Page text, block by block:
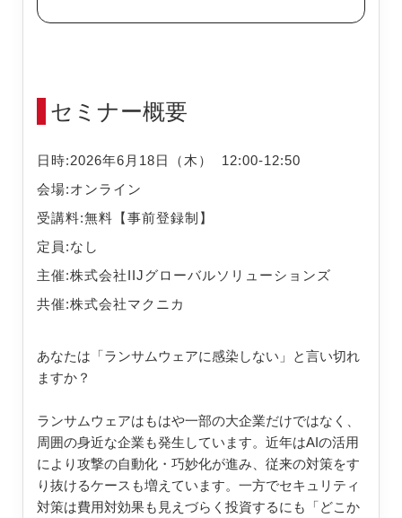
セミナー概要
日時:2026年6月18日（木）
12:00-12:50
会場:オンライン
受講料:無料【事前登録制】
定員:なし
主催:株式会社IIJグローバルソリューションズ
共催:株式会社マクニカ
あなたは「ランサムウェアに感染しない」と言い切れ
ますか？
ランサムウェアはもはや一部の大企業だけではなく、
周囲の身近な企業も発生しています。近年はAIの活用
により攻撃の自動化・巧妙化が進み、従来の対策をす
り抜けるケースも増えています。一方でセキュリティ
対策は費用対効果も見えづらく投資するにも「どこか